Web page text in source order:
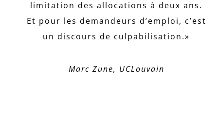
limitation des allocations à deux ans.
Et pour les demandeurs d’emploi, c’est
un discours de culpabilisation.»
Marc Zune, UCLouvain